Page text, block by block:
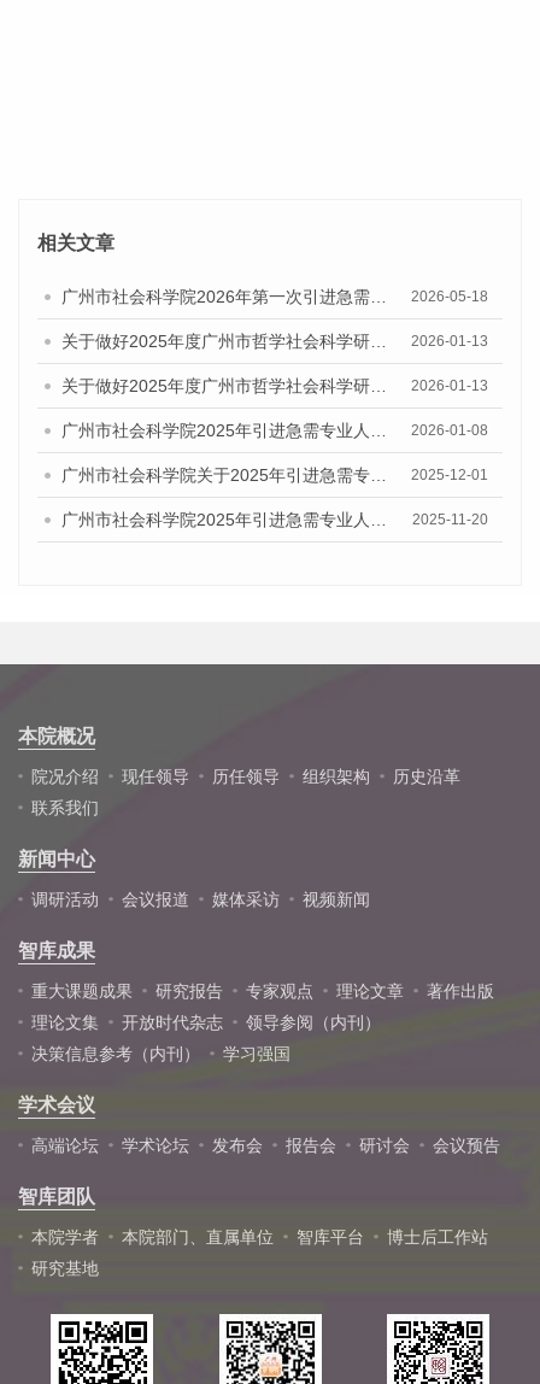
相关文章
2026-05-18
2026-01-13
2026-01-13
2026-01-08
2025-12-01
2025-11-20
本院概况
院况介绍 现任领导 历任领导 组织架构
历史沿革
联系我们
新闻中心
调研活动 会议报道 媒体采访 视频新闻
智库成果
重大课题成果 研究报告 专家观点 理论文章
著作出版
理论文集
开放时代杂志
领导参阅（内刊）
决策信息参考（内刊）
学习强国
学术会议
高端论坛 学术论坛 发布会 报告会 研讨会 会议预告
智库团队
本院学者 本院部门、直属单位 智库平台
博士后工作站
研究基地